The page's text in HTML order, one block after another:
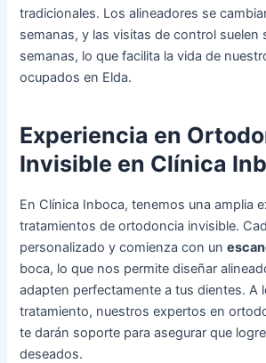
tradicionales. Los alineadores se
semanas, y las visitas de control suelen
semanas, lo que facilita la vida de
ocupados en Elda.
Experiencia en
Invisible en Clínica
En Clínica Inboca, tenemos una amplia
tratamientos de ortodoncia invisible.
personalizado y comienza con un
boca, lo que nos permite diseñar
adapten perfectamente a tus dientes. A
tratamiento, nuestros expertos en
te darán soporte para asegurar que
deseados.